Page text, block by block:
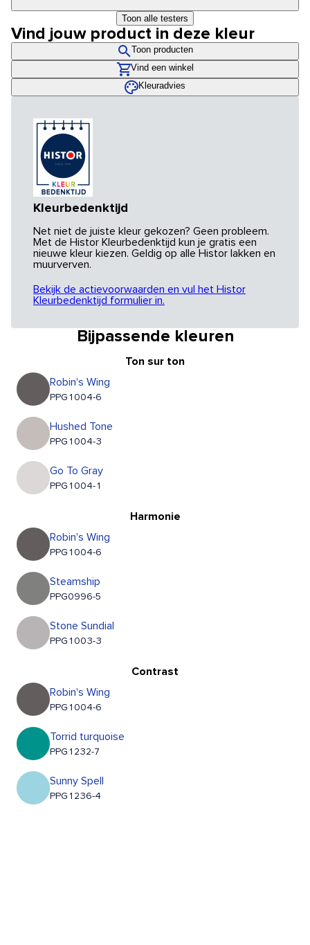
Toon alle testers
Vind jouw product in deze kleur
Toon producten
Vind een winkel
Kleuradvies
Kleurbedenktijd
Net niet de juiste kleur gekozen? Geen probleem.
Met de Histor Kleurbedenktijd kun je gratis een
nieuwe kleur kiezen. Geldig op alle Histor lakken en
muurverven.
Bekijk de actievoorwaarden en vul het Histor
Kleurbedenktijd formulier in.
Bijpassende kleuren
Ton sur ton
Robin's Wing
PPG1004-6
Hushed Tone
PPG1004-3
Go To Gray
PPG1004-1
Harmonie
Robin's Wing
PPG1004-6
Steamship
PPG0996-5
Stone Sundial
PPG1003-3
Contrast
Robin's Wing
PPG1004-6
Torrid turquoise
PPG1232-7
Sunny Spell
PPG1236-4